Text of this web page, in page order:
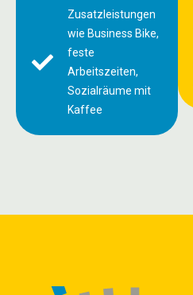
Zusatzleistungen
wie Business Bike,
feste
Arbeitszeiten,
Sozialräume mit
Kaffee